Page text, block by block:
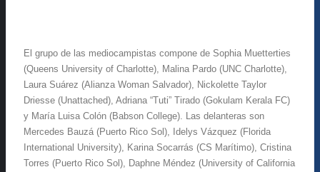
El grupo de las mediocampistas compone de Sophia Muetterties
(Queens University of Charlotte), Malina Pardo (UNC Charlotte),
Laura Suárez (Alianza Woman Salvador), Nickolette Taylor
Driesse (Unattached), Adriana “Tuti” Tirado (Gokulam Kerala FC)
y María Luisa Colón (Babson College). Las delanteras son
Mercedes Bauzá (Puerto Rico Sol), Idelys Vázquez (Florida
International University), Karina Socarrás (CS Marítimo), Cristina
Torres (Puerto Rico Sol), Daphne Méndez (University of California